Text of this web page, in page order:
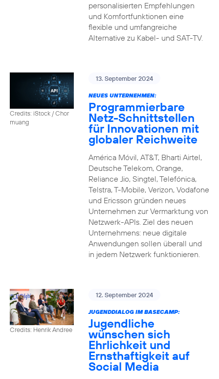
personalisierten Empfehlungen
und Komfortfunktionen eine
flexible und umfangreiche
Alternative zu Kabel- und SAT-TV.
Credits: iStock / Chor
muang
13. September 2024
NEUES UNTERNEHMEN:
Programmierbare
Netz-Schnittstellen
für Innovationen mit
globaler Reichweite
América Móvil, AT&T, Bharti Airtel,
Deutsche Telekom, Orange,
Reliance Jio, Singtel, Telefónica,
Telstra, T-Mobile, Verizon, Vodafone
und Ericsson gründen neues
Unternehmen zur Vermarktung von
Netzwerk-APIs. Ziel des neuen
Unternehmens: neue digitale
Anwendungen sollen überall und
in jedem Netzwerk funktionieren.
Credits: Henrik Andree
12. September 2024
JUGENDDIALOG IM BASECAMP:
Jugendliche
wünschen sich
Ehrlichkeit und
Ernsthaftigkeit auf
Social Media